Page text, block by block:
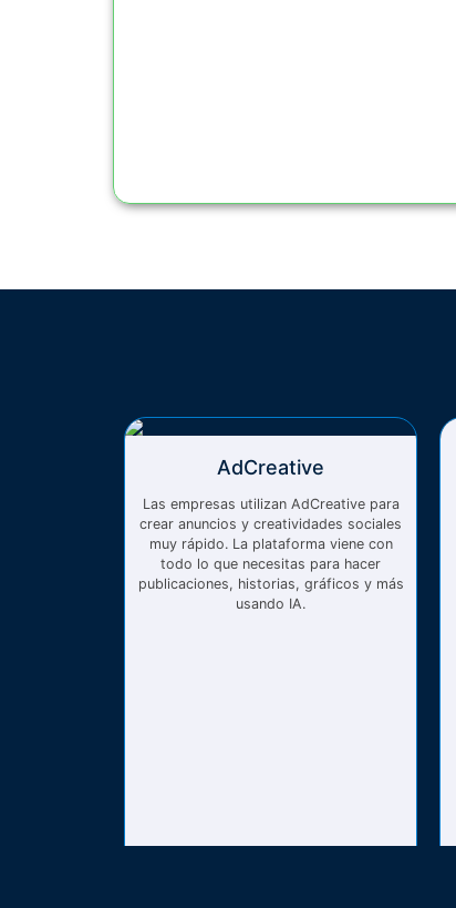
AdCreative
Las empresas utilizan AdCreative para
crear anuncios y creatividades sociales
muy rápido. La plataforma viene con
todo lo que necesitas para hacer
publicaciones, historias, gráficos y más
usando IA.